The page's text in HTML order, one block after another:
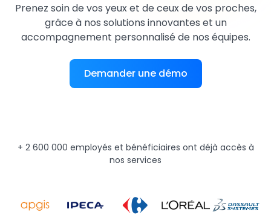
Prenez soin de vos yeux et de ceux de vos proches,
grâce à nos solutions innovantes et un
accompagnement personnalisé de nos équipes.
Demander une démo
+ 2 600 000 employés et bénéficiaires ont déjà accès à
nos services